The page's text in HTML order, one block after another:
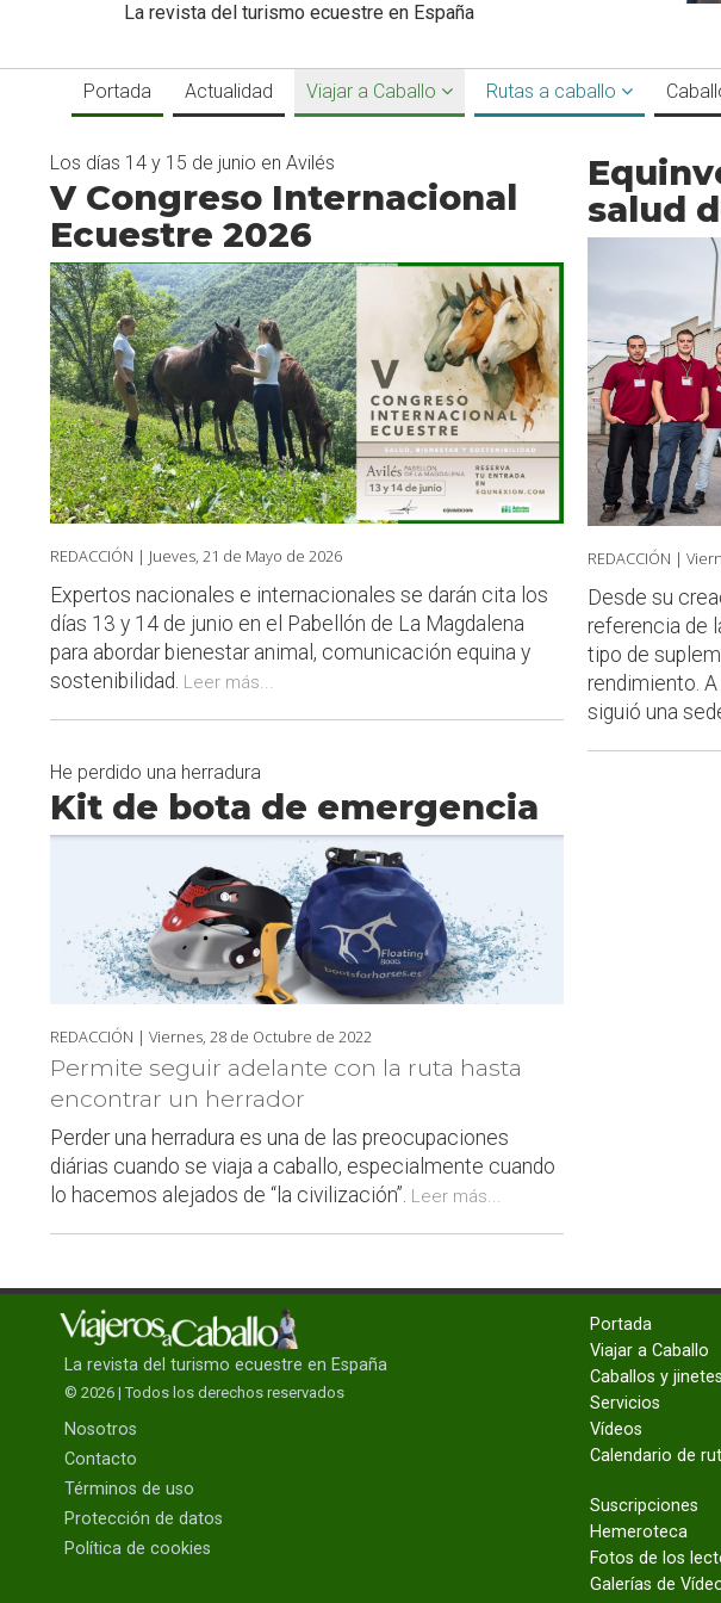
La revista del turismo ecuestre en España
Portada Actualidad Viajar a Caballo Rutas a caballo
Los días 14 y 15 de junio en Avilés
V Congreso Internacional
Ecuestre 2026
REDACCIÓN | Jueves, 21 de Mayo de 2026
Expertos nacionales e internacionales se darán cita los
días 13 y 14 de junio en el Pabellón de La Magdalena
para abordar bienestar animal, comunicación equina y
sostenibilidad. Leer más...
He perdido una herradura
Kit de bota de emergencia
REDACCIÓN | Viernes, 28 de Octubre de 2022
Permite seguir adelante con la ruta hasta
encontrar un herrador
Perder una herradura es una de las preocupaciones
diárias cuando se viaja a caballo, especialmente cuando
lo hacemos alejados de “la civilización”. Leer más...
salud
REDACCIÓN |
Desde su
referencia de
tipo de
rendimiento.
siguió una
La revista del turismo ecuestre en España
© 2026 | Todos los derechos reservados
Nosotros
Contacto
Términos de uso
Protección de datos
Política de cookies
Portada
Viajar a Caballo
Caballos y jinetes
Servicios
Vídeos
Calendario de
Suscripciones
Hemeroteca
Fotos de los
Galerías de